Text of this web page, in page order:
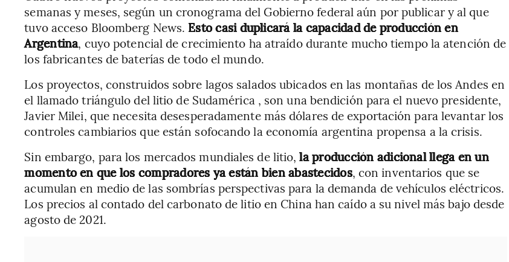
semanas y meses, según un cronograma del Gobierno federal aún por publicar y al que
tuvo acceso Bloomberg News. Esto casi duplicará la capacidad de producción en
Argentina, cuyo potencial de crecimiento ha atraído durante mucho tiempo la atención de
los fabricantes de baterías de todo el mundo.
Los proyectos, construidos sobre lagos salados ubicados en las montañas de los Andes en
el llamado triángulo del litio de Sudamérica , son una bendición para el nuevo presidente,
Javier Milei, que necesita desesperadamente más dólares de exportación para levantar los
controles cambiarios que están sofocando la economía argentina propensa a la crisis.
Sin embargo, para los mercados mundiales de litio,la producción adicional llega en un
momento en que los compradores ya están bien abastecidos, con inventarios que se
acumulan en medio de las sombrías perspectivas para la demanda de vehículos eléctricos.
Los precios al contado del carbonato de litio en China han caído a su nivel más bajo desde
agosto de 2021.